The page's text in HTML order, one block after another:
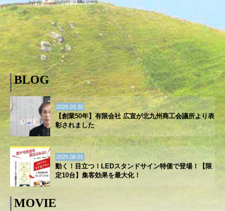
BLOG
2026.03.30
【創業50年】有限会社 広宣が北九州商工会議所より表
彰されました
2025.08.01
動く！目立つ！LEDスタンドサイン特価で登場！【限
定10台】集客効果を最大化！
MOVIE